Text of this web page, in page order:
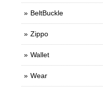
BeltBuckle
Zippo
Wallet
Wear